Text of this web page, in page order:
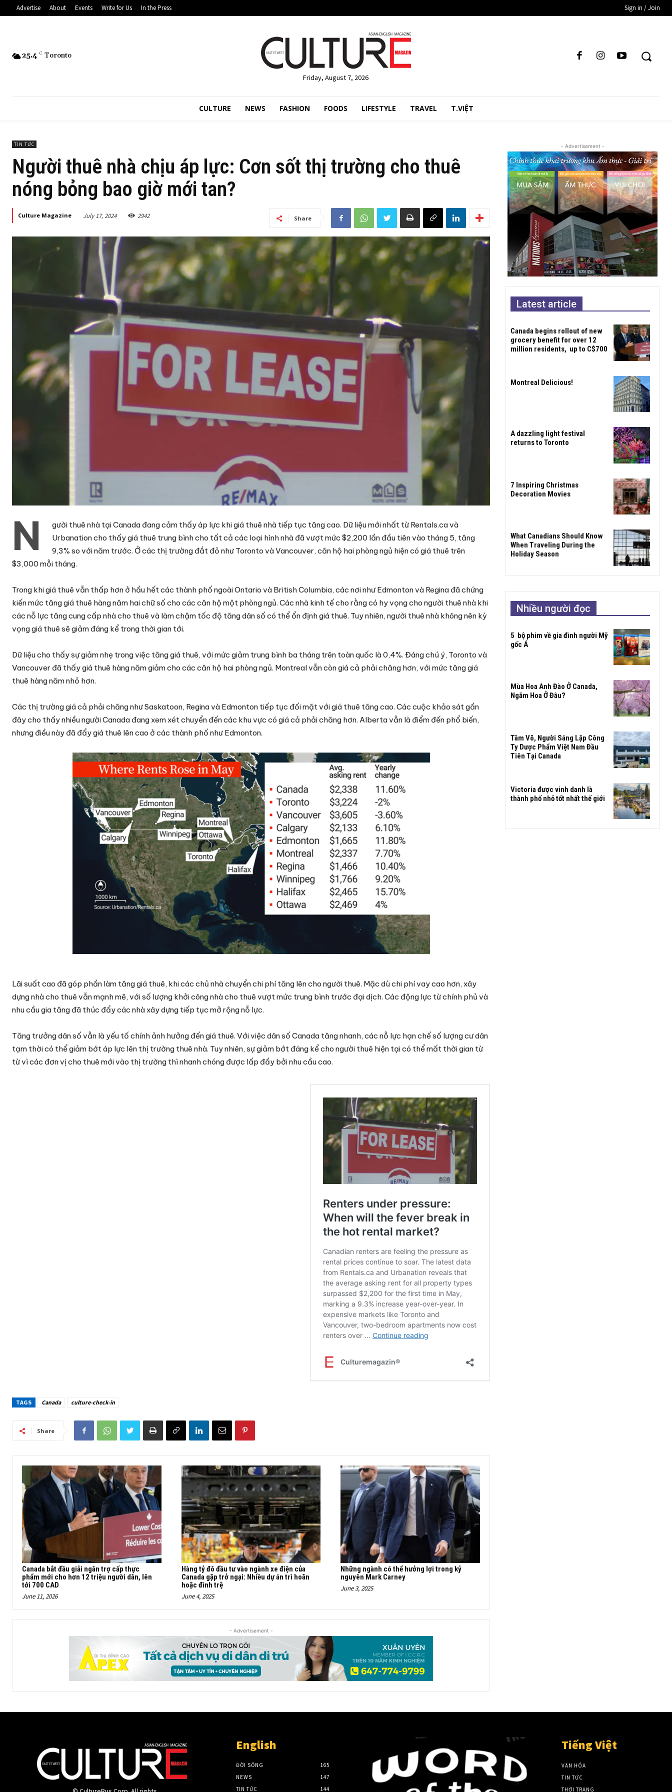
Advertise About Events Write for Us In the Press Sign in / Join
25.4 C Toronto
Friday, August 7, 2026
CULTURE NEWS FASHION FOODS LIFESTYLE TRAVEL T.VIỆT
TIN TỨC
Người thuê nhà chịu áp lực: Cơn sốt thị trường cho thuê
nóng bỏng bao giờ mới tan?
Culture Magazine July 17, 2024 2942 Share
N
gười thuê nhà tại Canada đang cảm thấy áp lực khi giá thuê nhà tiếp tục tăng cao. Dữ liệu mới nhất từ Rentals.ca và
Urbanation cho thấy giá thuê trung bình cho tất cả các loại hình nhà đã vượt mức $2,200 lần đầu tiên vào tháng 5, tăng
9,3% so với năm trước. Ở các thị trường đắt đỏ như Toronto và Vancouver, căn hộ hai phòng ngủ hiện có giá thuê trên
$3,000 mỗi tháng.
Trong khi giá thuê vẫn thấp hơn ở hầu hết các thành phố ngoài Ontario và British Columbia, các nơi như Edmonton và Regina đã chứng
kiến mức tăng giá thuê hàng năm hai chữ số cho các căn hộ một phòng ngủ. Các nhà kinh tế cho rằng có hy vọng cho người thuê nhà khi
các nỗ lực tăng cung cấp nhà cho thuê và làm chậm tốc độ tăng dân số có thể ổn định giá thuê. Tuy nhiên, người thuê nhà không nên kỳ
vọng giá thuê sẽ giảm đáng kể trong thời gian tới.
Dữ liệu cho thấy sự giảm nhẹ trong việc tăng giá thuê, với mức giảm trung bình ba tháng trên toàn quốc là 0,4%. Đáng chú ý, Toronto và
Vancouver đã thấy giá thuê hàng năm giảm cho các căn hộ hai phòng ngủ. Montreal vẫn còn giá cả phải chăng hơn, với mức tăng giá
thuê hàng năm nhỏ hơn.
Các thị trường giá cả phải chăng như Saskatoon, Regina và Edmonton tiếp tục đối mặt với giá thuê tăng cao. Các cuộc khảo sát gần
đây cho thấy nhiều người Canada đang xem xét chuyển đến các khu vực có giá cả phải chăng hơn. Alberta vẫn là điểm đến phổ biến,
nhưng điều này đã đẩy giá thuê lên cao ở các thành phố như Edmonton.
Lãi suất cao đã góp phần làm tăng giá thuê, khi các chủ nhà chuyển chi phí tăng lên cho người thuê. Mặc dù chi phí vay cao hơn, xây
dựng nhà cho thuê vẫn mạnh mẽ, với số lượng khởi công nhà cho thuê vượt mức trung bình trước đại dịch. Các động lực từ chính phủ và
nhu cầu gia tăng đã thúc đẩy các nhà xây dựng tiếp tục mở rộng nỗ lực.
Tăng trưởng dân số vẫn là yếu tố chính ảnh hưởng đến giá thuê. Với việc dân số Canada tăng nhanh, các nỗ lực hạn chế số lượng cư dân
tạm thời có thể giảm bớt áp lực lên thị trường thuê nhà. Tuy nhiên, sự giảm bớt đáng kể cho người thuê hiện tại có thể mất thời gian từ
từ vì các đơn vị cho thuê mới vào thị trường thì nhanh chóng được lấp đầy bởi nhu cầu cao.
TAGS Canada culture-check-in
Share
Canada bắt đầu giải ngân trợ cấp thực
phẩm mới cho hơn 12 triệu người dân, lên
tới 700 CAD
June 11, 2026
Hàng tỷ đô đầu tư vào ngành xe điện của
Canada gặp trở ngại: Nhiều dự án trì hoãn
hoặc đình trệ
June 4, 2025
Những ngành có thể hưởng lợi trong kỷ
nguyên Mark Carney
June 3, 2025
- Advertisement -
- Advertisement -
Latest article
Canada begins rollout of new
grocery benefit for over 12
million residents, up to C$700
Montreal Delicious!
A dazzling light festival
returns to Toronto
7 Inspiring Christmas
Decoration Movies
What Canadians Should Know
When Traveling During the
Holiday Season
Nhiều người đọc
5 bộ phim về gia đình người Mỹ
gốc Á
Mùa Hoa Anh Đào Ở Canada,
Ngắm Hoa Ở Đâu?
Tâm Võ, Người Sáng Lập Công
Ty Dược Phẩm Việt Nam Đầu
Tiên Tại Canada
Victoria được vinh danh là
thành phố nhỏ tốt nhất thế giới
English
ĐỜI SỐNG
165
NEWS
147
TIN TỨC
144
Tiếng Việt
VĂN HÓA
TIN TỨC
THỜI TRANG